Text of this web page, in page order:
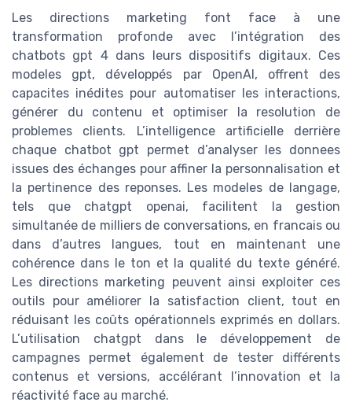
Les directions marketing font face à une
transformation profonde avec l’intégration des
chatbots gpt 4 dans leurs dispositifs digitaux. Ces
modeles gpt, développés par OpenAI, offrent des
capacites inédites pour automatiser les interactions,
générer du contenu et optimiser la resolution de
problemes clients. L’intelligence artificielle derrière
chaque chatbot gpt permet d’analyser les donnees
issues des échanges pour affiner la personnalisation et
la pertinence des reponses. Les modeles de langage,
tels que chatgpt openai, facilitent la gestion
simultanée de milliers de conversations, en francais ou
dans d’autres langues, tout en maintenant une
cohérence dans le ton et la qualité du texte généré.
Les directions marketing peuvent ainsi exploiter ces
outils pour améliorer la satisfaction client, tout en
réduisant les coûts opérationnels exprimés en dollars.
L’utilisation chatgpt dans le développement de
campagnes permet également de tester différents
contenus et versions, accélérant l’innovation et la
réactivité face au marché.